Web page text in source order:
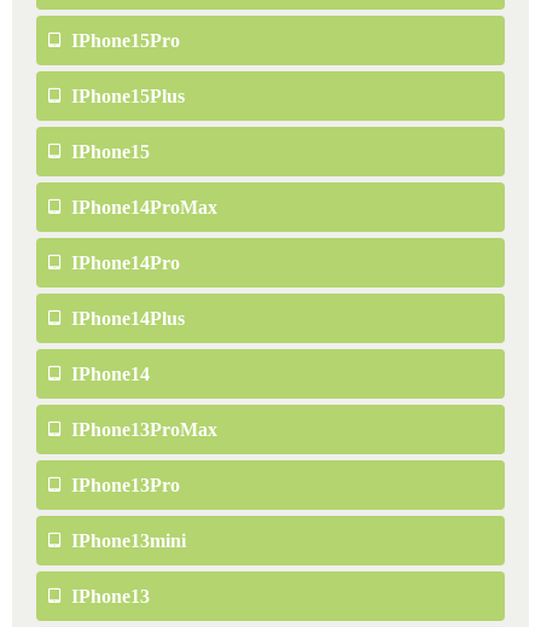
IPhone15Pro
IPhone15Plus
IPhone15
IPhone14ProMax
IPhone14Pro
IPhone14Plus
IPhone14
IPhone13ProMax
IPhone13Pro
IPhone13mini
IPhone13